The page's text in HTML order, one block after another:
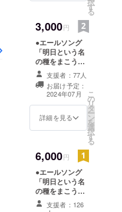
で、現在ま
で24 年間に
国内外約450
ヵ所 で作品
を創作・プ
ロデュー
ス、年間150
集客をはか
ベントへと
育て上げ
た。
す
る
3,000円
●エールソング
「明日という名
の種をまこう」
オリジナルCD ●
参加アーティス
トからのメッ
セージカード入
り
支援者：77人
お届け予定：
2024年07月
詳細を見る
こ
の
リ
タ
ー
ン
を
選
択
す
る
6,000円
●エールソング
「明日という名
の種をまこう」
オリジナルCD
※CDジャケット
支援者：126